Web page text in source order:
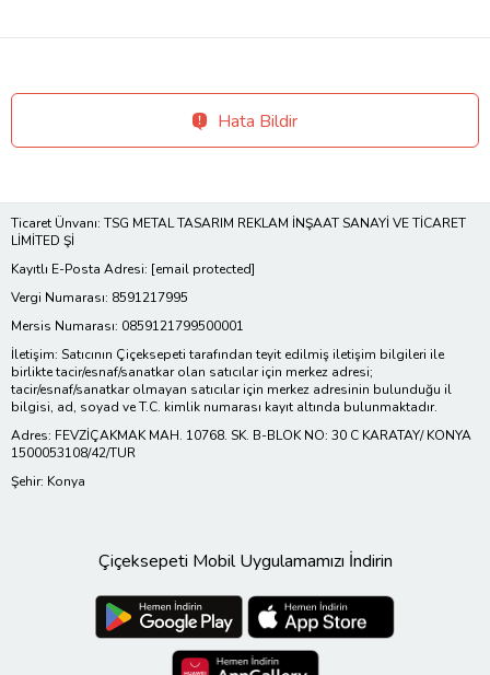
Hata Bildir
Ticaret Ünvanı: TSG METAL TASARIM REKLAM İNŞAAT SANAYİ VE TİCARET
LİMİTED Şİ
Kayıtlı E-Posta Adresi: [email protected]
Vergi Numarası: 8591217995
Mersis Numarası: 0859121799500001
İletişim: Satıcının Çiçeksepeti tarafından teyit edilmiş iletişim bilgileri ile
birlikte tacir/esnaf/sanatkar olan satıcılar için merkez adresi;
tacir/esnaf/sanatkar olmayan satıcılar için merkez adresinin bulunduğu il
bilgisi, ad, soyad ve T.C. kimlik numarası kayıt altında bulunmaktadır.
Adres: FEVZİÇAKMAK MAH. 10768. SK. B-BLOK NO: 30 C KARATAY/ KONYA
1500053108/42/TUR
Şehir: Konya
Çiçeksepeti Mobil Uygulamamızı İndirin